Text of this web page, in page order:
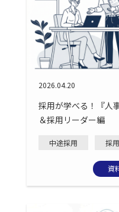
2026.04.20
採用が学べる！『人
＆採用リーダー編
中途採用 採
資